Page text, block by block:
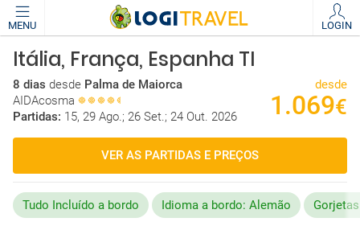
MENU LOGIN
Itália, França, Espanha TI
8 dias desde Palma de Maiorca
AIDAcosma
Partidas: 15, 29 Ago.; 26 Set.; 24 Out. 2026
desde
1.069€
VER AS PARTIDAS E PREÇOS
Tudo Incluído a bordo Idioma a bordo: Alemão